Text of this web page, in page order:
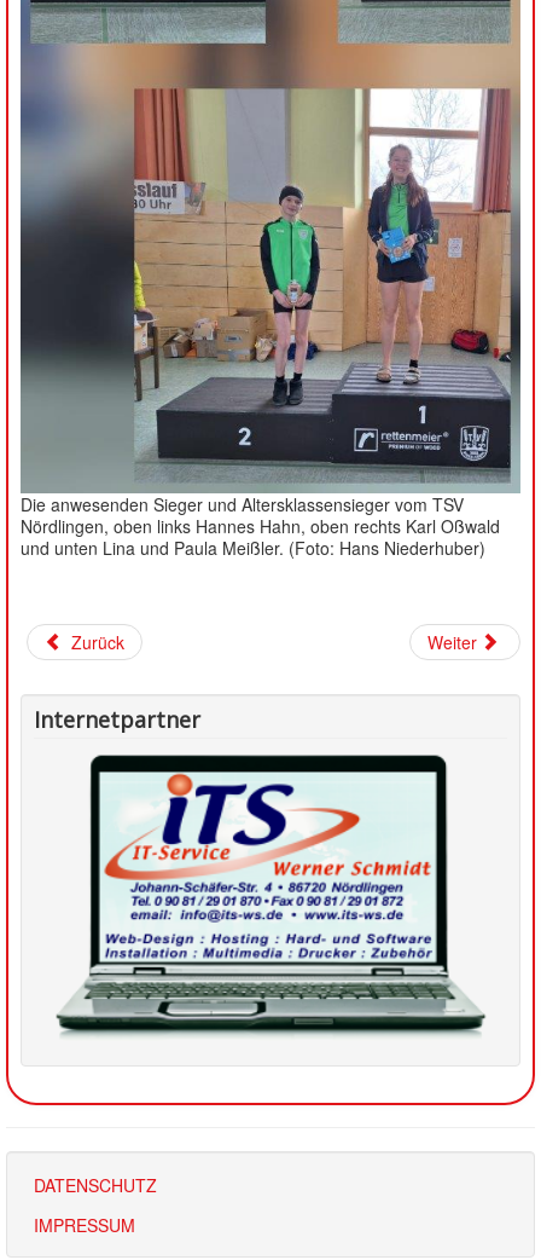
Die anwesenden Sieger und Altersklassensieger vom TSV
Nördlingen, oben links Hannes Hahn, oben rechts Karl Oßwald
und unten Lina und Paula Meißler. (Foto: Hans Niederhuber)
Zurück Weiter
Internetpartner
DATENSCHUTZ
IMPRESSUM